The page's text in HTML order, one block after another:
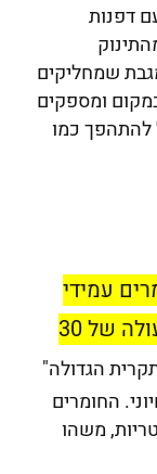
דפנות
שמחליקים
ומספקים
להתהפך כמו
עמידי
מים הופכים את הניקוי מאסון לפעולה של 30
הגדולה"
החומרים
משהו